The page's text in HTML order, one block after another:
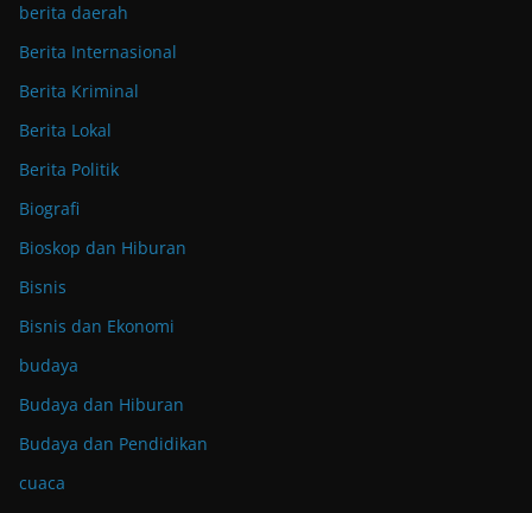
berita daerah
Berita Internasional
Berita Kriminal
Berita Lokal
Berita Politik
Biografi
Bioskop dan Hiburan
Bisnis
Bisnis dan Ekonomi
budaya
Budaya dan Hiburan
Budaya dan Pendidikan
cuaca